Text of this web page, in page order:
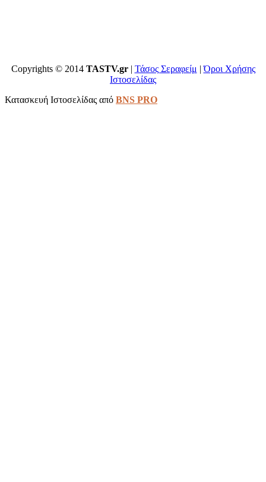
Copyrights © 2014 TASTV.gr| Τάσος Σεραφείμ |Όροι Χρήσης
Ιστοσελίδας
Κατασκευή Ιστοσελίδας από BNS PRO